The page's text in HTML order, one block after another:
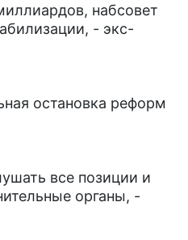
набсовет
- экс-
остановка реформ
все позиции и
органы, -